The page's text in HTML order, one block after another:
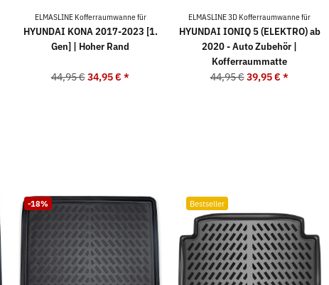
ELMASLINE Kofferraumwanne für
HYUNDAI KONA 2017-2023 [1.
Gen] | Hoher Rand
44,95 € 34,95 €*
ELMASLINE 3D Kofferraumwanne für
HYUNDAI IONIQ 5 (ELEKTRO) ab
2020 - Auto Zubehör |
Kofferraummatte
44,95 € 39,95 €*
-18% Bestseller